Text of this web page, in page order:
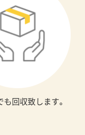
回収致します。